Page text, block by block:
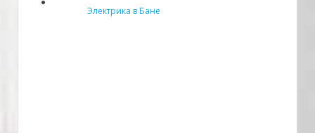
Электрика в Бане